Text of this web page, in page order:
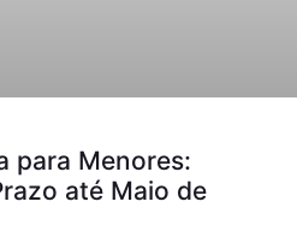
para Menores:
até Maio de